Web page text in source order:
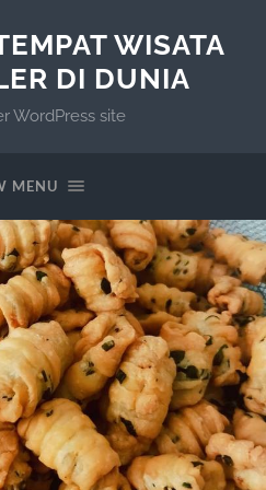
WISATA
DI DUNIA
WordPress site
MENU